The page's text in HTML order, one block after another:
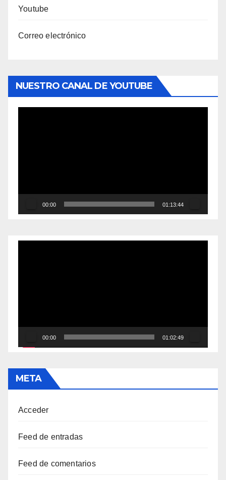
Youtube
Correo electrónico
NUESTRO CANAL DE YOUTUBE
00:00 01:13:44
00:00 01:02:49
META
Acceder
Feed de entradas
Feed de comentarios